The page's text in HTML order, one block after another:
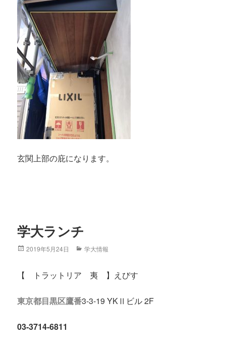
玄関上部の庇になります。
学大ランチ
Posted
2019年5月24日 Categories
学大情報
【 トラットリア 夷 】えびす
東京都目黒区鷹番3-3-19 YKⅡビル 2F
03-3714-6811